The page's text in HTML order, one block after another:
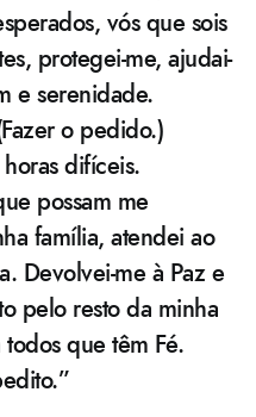
vós que sois
protegei-me, ajudai-
e serenidade.
o pedido.)
difíceis.
possam me
família, atendei ao
Devolvei-me à Paz e
pelo resto da minha
que têm Fé.